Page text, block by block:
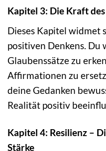
Kapitel 3: Die Kraft
Dieses Kapitel widmet
positiven Denkens.
Glaubenssätze zu
Affirmationen zu
deine Gedanken
Realität positiv
Kapitel 4: Resilienz –
Stärke